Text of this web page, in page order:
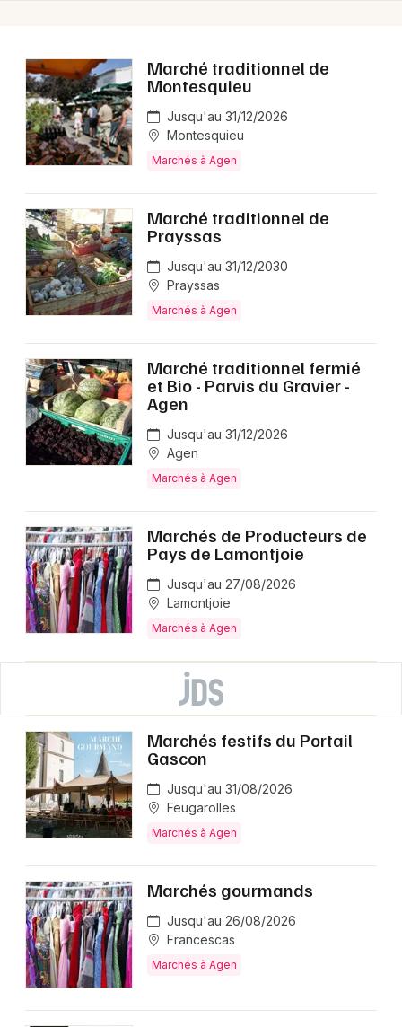
Marché traditionnel de
Montesquieu
Jusqu'au 31/12/2026
Montesquieu
Marchés à Agen
Marché traditionnel de
Prayssas
Jusqu'au 31/12/2030
Prayssas
Marchés à Agen
Marché traditionnel fermié
et Bio - Parvis du Gravier -
Agen
Jusqu'au 31/12/2026
Agen
Marchés à Agen
Marchés de Producteurs de
Pays de Lamontjoie
Jusqu'au 27/08/2026
Lamontjoie
Marchés à Agen
Marchés festifs du Portail
Gascon
Jusqu'au 31/08/2026
Feugarolles
Marchés à Agen
Marchés gourmands
Jusqu'au 26/08/2026
Francescas
Marchés à Agen